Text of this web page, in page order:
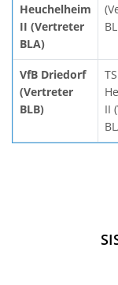
Heuchelheim
II (Vertreter
BLA)
VfB Driedorf
(Vertreter
BLB)
II